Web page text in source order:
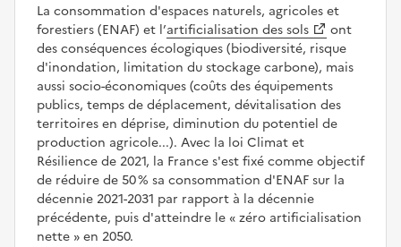
La consommation d'espaces naturels, agricoles et
forestiers (ENAF) et l’artificialisation des sols
ont
des conséquences écologiques (biodiversité, risque
d'inondation, limitation du stockage carbone), mais
aussi socio-économiques (coûts des équipements
publics, temps de déplacement, dévitalisation des
territoires en déprise, diminution du potentiel de
production agricole...). Avec la loi Climat et
Résilience de 2021, la France s'est fixé comme objectif
de réduire de 50 % sa consommation d'ENAF sur la
décennie 2021-2031 par rapport à la décennie
précédente, puis d'atteindre le
zéro artificialisation
nette
en 2050.